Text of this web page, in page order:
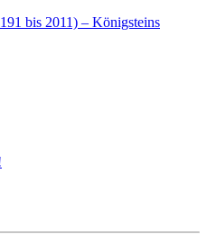
bis 2011) – Königsteins